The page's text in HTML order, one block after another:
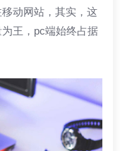
动网站，其实，这
王，pc端始终占据